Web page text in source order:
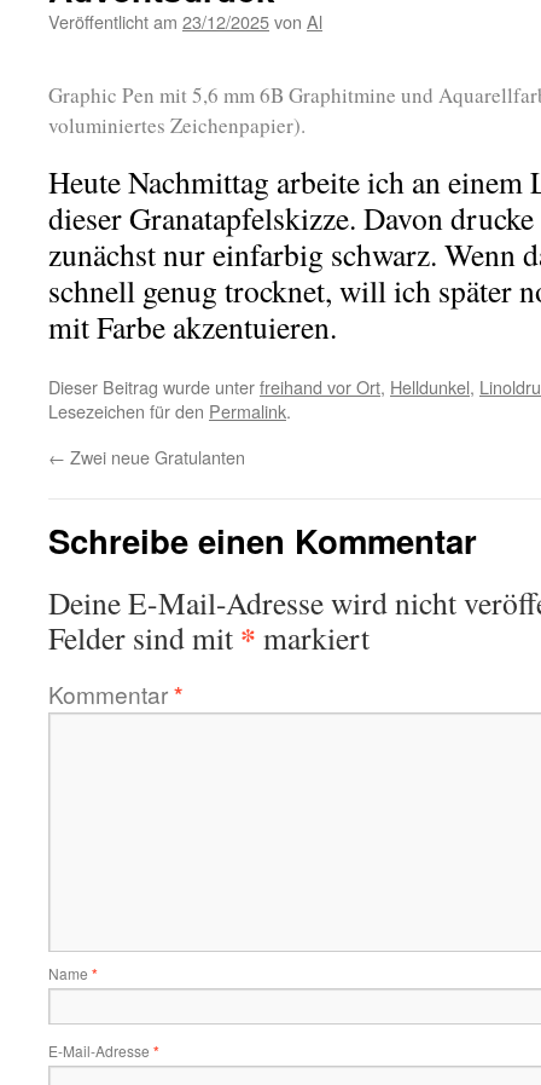
Veröffentlicht am 23/12/2025von Al
Graphic Pen mit 5,6 mm 6B Graphitmine und
voluminiertes Zeichenpapier).
Heute Nachmittag arbeite ich an
dieser Granatapfelskizze. Davon
zunächst nur einfarbig schwarz. Wenn
schnell genug trocknet, will ich später
mit Farbe akzentuieren.
Dieser Beitrag wurde unterfreihand vor Ort, Helldunkel,
Lesezeichen für den Permalink.
← Zwei neue Gratulanten
Schreibe einen Kommentar
Deine E-Mail-Adresse wird nicht
Felder sind mit * markiert
Kommentar*
Name *
E-Mail-Adresse *